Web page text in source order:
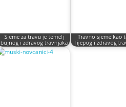
Sjeme za travu je temelj
bujnog i zdravog travnjaka
Travno sjeme kao
lijepog i zdravog